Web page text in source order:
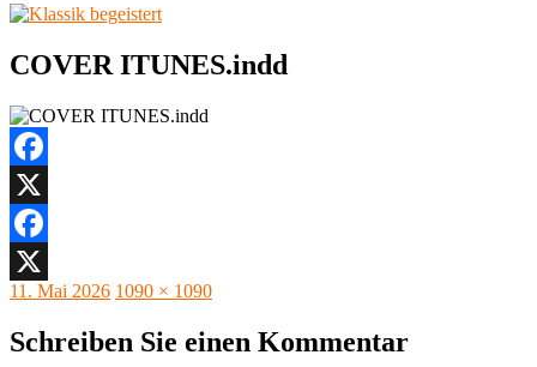
COVER ITUNES.indd
Facebook
X
Facebook
X
Veröffentlicht
11. Mai 2026 Originalgröße
1090 × 1090
Schreiben Sie einen Kommentar